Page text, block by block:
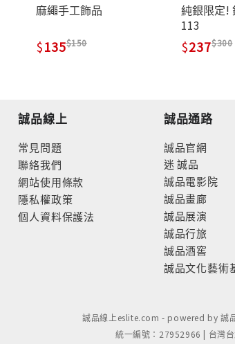
麻繩手工飾品
135 150
純銀限定!
113
237 300
誠品線上
常見問題
聯絡我們
網站使用條款
隱私權政策
個人資料保護法
誠品通路
誠品官網
迷 誠品
誠品電影院
誠品畫廊
誠品展演
誠品行旅
誠品酒窖
誠品文化藝術
誠品線上eslite.com - powered by 誠
統一編號：27952966 | 台灣